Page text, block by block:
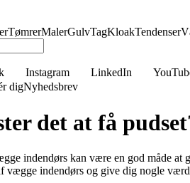
TømrerMalerGulvTagKloakTendenser
Instagram LinkedIn
digNyhedsbrev
det at få
indendørs kan være en god måde
vægge indendørs og give dig nogle